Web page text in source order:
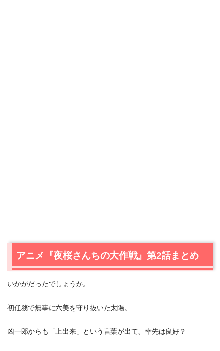
アニメ『夜桜さんちの大作戦』第2話まとめ
いかがだったでしょうか。
初任務で無事に六美を守り抜いた太陽。
凶一郎からも「上出来」という言葉が出て、幸先は良好？